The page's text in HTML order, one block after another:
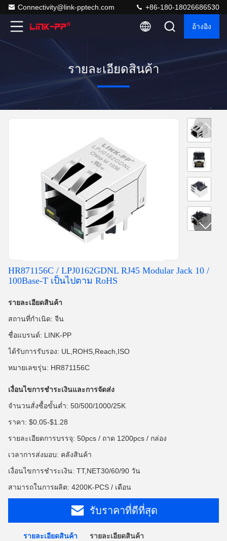
Connectivity@link-pptech.com +86-180-18026686530
อ้างอิง
รายละเอียดสินค้า
HR871156C / LPJ0162GDNL RJ45 Modular Jack 10 /
100Base-T เป็นไปตาม RoHS
รายละเอียดสินค้า
สถานที่กำเนิด: จีน
ชื่อแบรนด์: LINK-PP
ได้รับการรับรอง: UL,ROHS,Reach,ISO
หมายเลขรุ่น: HR871156C
เงื่อนไขการชำระเงินและการจัดส่ง
จำนวนสั่งซื้อขั้นต่ำ: 50/500/1000/25K
ราคา: $0.05-$1.28
รายละเอียดการบรรจุ: 50pcs / ถาด 1200pcs / กล่อง
เวลาการส่งมอบ: คลังสินค้า
เงื่อนไขการชำระเงิน: TT,NET30/60/90 วัน
สามารถในการผลิต: 4200K-PCS / เดือน
รับราคาที่ดีที่สุด
รายละเอียดสินค้า รายละเอียดสินค้า